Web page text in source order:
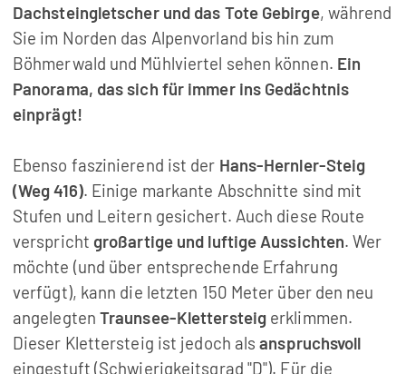
Dachsteingletscher und das Tote Gebirge, während
Sie im Norden das Alpenvorland bis hin zum
Böhmerwald und Mühlviertel sehen können. Ein
Panorama, das sich für immer ins Gedächtnis
einprägt!
Ebenso faszinierend ist der Hans-Hernler-Steig
(Weg 416). Einige markante Abschnitte sind mit
Stufen und Leitern gesichert. Auch diese Route
verspricht großartige und luftige Aussichten. Wer
möchte (und über entsprechende Erfahrung
verfügt), kann die letzten 150 Meter über den neu
angelegtenTraunsee-Klettersteigerklimmen.
Dieser Klettersteig ist jedoch alsanspruchsvoll
eingestuft (Schwierigkeitsgrad "D"). Für die